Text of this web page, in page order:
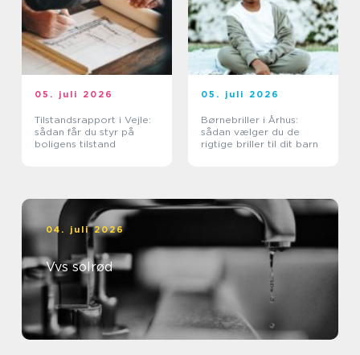
05. juli 2026
Tilstandsrapport i Vejle:
sådan får du styr på
boligens tilstand
05. juli 2026
Børnebriller i Århus:
sådan vælger du de
rigtige briller til dit barn
04. juli 2026
Vvs solrød